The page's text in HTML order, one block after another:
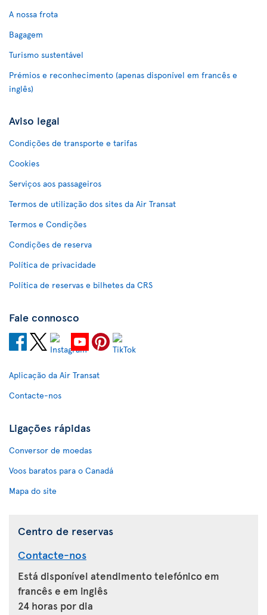
A nossa frota
Bagagem
Turismo sustentável
Prémios e reconhecimento (apenas disponível em francês e
inglês)
Aviso legal
Condições de transporte e tarifas
Cookies
Serviços aos passageiros
Termos de utilização dos sites da Air Transat
Termos e Condições
Condições de reserva
Política de privacidade
Política de reservas e bilhetes da CRS
Fale connosco
Aplicação da Air Transat
Contacte-nos
Ligações rápidas
Conversor de moedas
Voos baratos para o Canadá
Mapa do site
Centro de reservas
Contacte-nos
Está disponível atendimento telefónico em
francês e em inglês
24 horas por dia